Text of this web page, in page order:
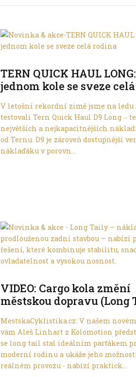
TERN QUICK HAUL
jednom kole se sveze
V letošní rekordní zimě jsme na ledu
testovali Tern Quick Haul D9 Long ‒
největších a nejkapacitnějších
od Ternu. D9 je zároveň dostupnější
náklaďáku v porovn...
VIDEO: Cargo kola změní
městskou dopravu (Long
MestskaCyklistika.cz: V našem
vám Aleš Linhart z Kolomotion
se long tail stal ideálním parťákem
moderní rodinu a ukáže jeho
reálném provozu - nabízí praktick...